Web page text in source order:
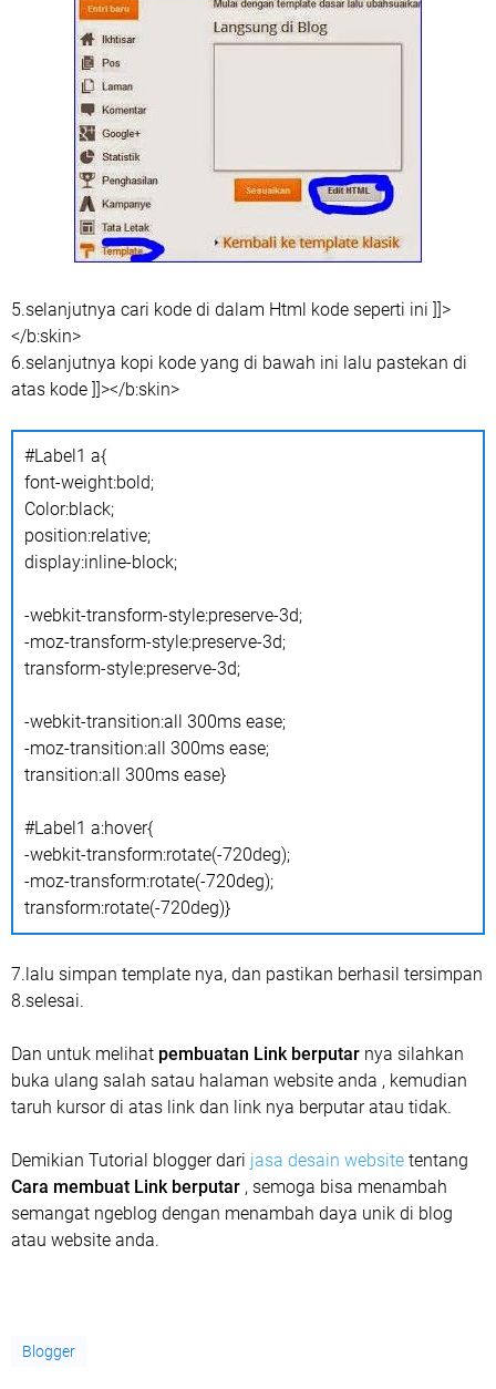
5.selanjutnya cari kode di dalam Html kode seperti ini ]]>
</b:skin>
6.selanjutnya kopi kode yang di bawah ini lalu pastekan di
atas kode ]]></b:skin>
#Label1 a{
font-weight:bold;
Color:black;
position:relative;
display:inline-block;
-webkit-transform-style:preserve-3d;
-moz-transform-style:preserve-3d;
transform-style:preserve-3d;
-webkit-transition:all 300ms ease;
-moz-transition:all 300ms ease;
transition:all 300ms ease}
#Label1 a:hover{
-webkit-transform:rotate(-720deg);
-moz-transform:rotate(-720deg);
transform:rotate(-720deg)}
7.lalu simpan template nya, dan pastikan berhasil tersimpan
8.selesai.
Dan untuk melihat pembuatan Link berputar nya silahkan
buka ulang salah satau halaman website anda , kemudian
taruh kursor di atas link dan link nya berputar atau tidak.
Demikian Tutorial blogger dari jasa desain website tentang
Cara membuat Link berputar , semoga bisa menambah
semangat ngeblog dengan menambah daya unik di blog
atau website anda.
Blogger